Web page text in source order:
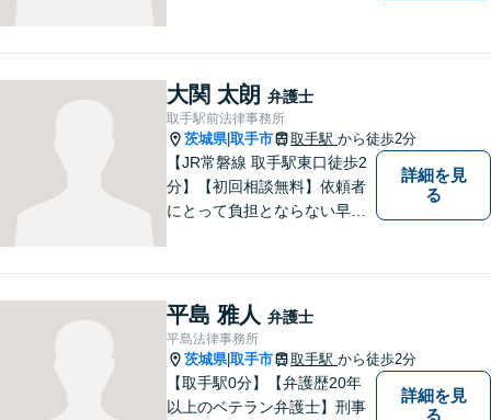
【地域に根差し他弁護士】的
確なアドバイスやサポートで
ご相談者様のお役に立てるよ
う尽力します。
大関 太朗 弁護士
取手駅前法律事務所
茨城県|取手市 取手駅 から徒歩2分
【JR常磐線 取手駅東口徒歩2
分】【初回相談無料】依頼者
にとって負担とならない早期
はお電話でご予約を！その場
で相談日が決まります。
詳細を見
る
平島 雅人 弁護士
平島法律事務所
茨城県|取手市 取手駅 から徒歩2分
【取手駅0分】【弁護歴20年
以上のベテラン弁護士】刑事
詳細を見
る